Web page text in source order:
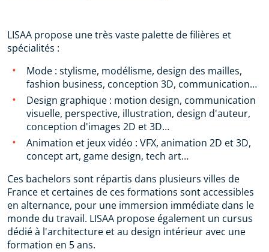
LISAA propose une très vaste palette de filières et
spécialités :
Mode : stylisme, modélisme, design des mailles,
fashion business, conception 3D, communication…
Design graphique : motion design, communication
visuelle, perspective, illustration, design d'auteur,
conception d'images 2D et 3D…
Animation et jeux vidéo : VFX, animation 2D et 3D,
concept art, game design, tech art…
Ces bachelors sont répartis dans plusieurs villes de
France et certaines de ces formations sont accessibles
en alternance, pour une immersion immédiate dans le
monde du travail. LISAA propose également un cursus
dédié à l'architecture et au design intérieur avec une
formation en 5 ans.